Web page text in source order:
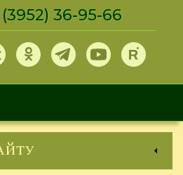
(3952) 36-95-66